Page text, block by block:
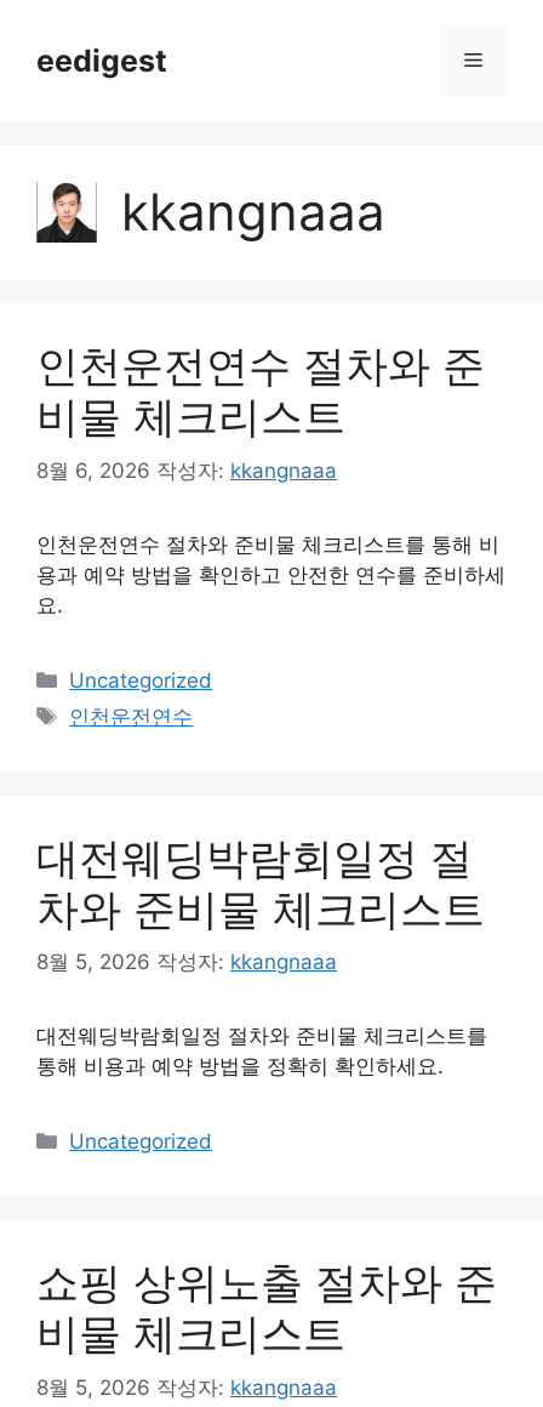
eedigest 메
kkangnaaa
인천운전연수 절차와 준
비물 체크리스트
8월 6, 2026 작성자: kkangnaaa
인천운전연수 절차와 준비물 체크리스트를 통해 비
용과 예약 방법을 확인하고 안전한 연수를 준비하세
요.
카
테
Uncategorized
태
인천운전연수
대전웨딩박람회일정 절
차와 준비물 체크리스트
8월 5, 2026 작성자: kkangnaaa
대전웨딩박람회일정 절차와 준비물 체크리스트를
통해 비용과 예약 방법을 정확히 확인하세요.
카
Uncategorized
쇼핑 상위노출 절차와 준
비물 체크리스트
8월 5, 2026 작성자: kkangnaaa